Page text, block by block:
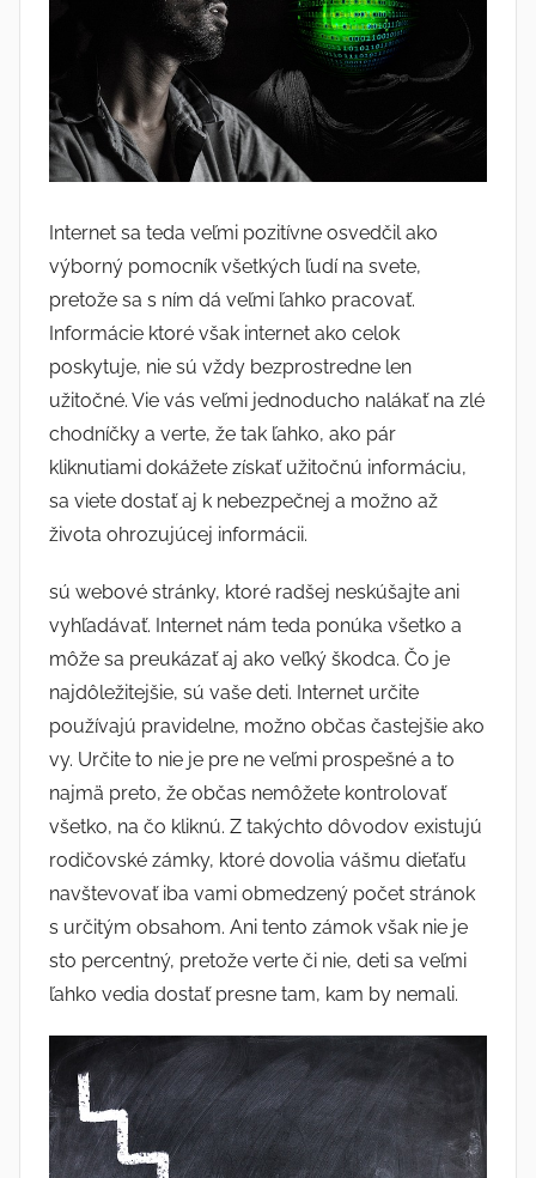
Internet sa teda veľmi pozitívne osvedčil ako
výborný pomocník všetkých ľudí na svete,
pretože sa s ním dá veľmi ľahko pracovať.
Informácie ktoré však internet ako celok
poskytuje, nie sú vždy bezprostredne len
užitočné. Vie vás veľmi jednoducho nalákať na zlé
chodníčky a verte, že tak ľahko, ako pár
kliknutiami dokážete získať užitočnú informáciu,
sa viete dostať aj k nebezpečnej a možno až
života ohrozujúcej informácii.
sú webové stránky, ktoré radšej neskúšajte ani
vyhľadávať. Internet nám teda ponúka všetko a
môže sa preukázať aj ako veľký škodca. Čo je
najdôležitejšie, sú vaše deti. Internet určite
používajú pravidelne, možno občas častejšie ako
vy. Určite to nie je pre ne veľmi prospešné a to
najmä preto, že občas nemôžete kontrolovať
všetko, na čo kliknú. Z takýchto dôvodov existujú
rodičovské zámky, ktoré dovolia vášmu dieťaťu
navštevovať iba vami obmedzený počet stránok
s určitým obsahom. Ani tento zámok však nie je
sto percentný, pretože verte či nie, deti sa veľmi
ľahko vedia dostať presne tam, kam by nemali.